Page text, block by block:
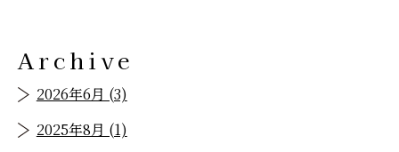
Archive
2026年6月 (3)
2025年8月 (1)